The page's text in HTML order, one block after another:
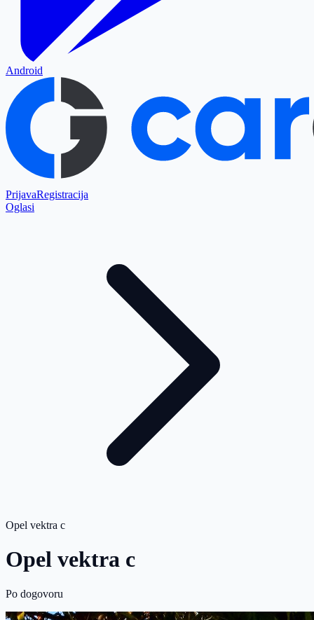
Android
PrijavaRegistracija
Oglasi
Opel vektra c
Opel vektra c
Po dogovoru